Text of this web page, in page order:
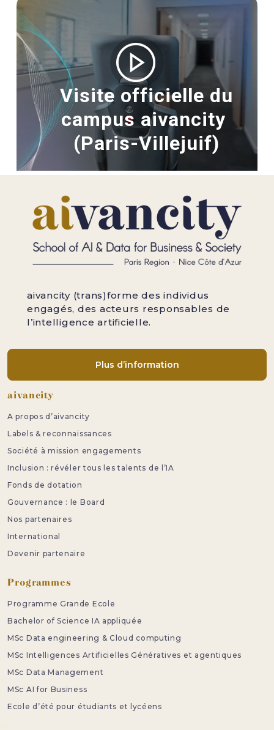
Visite officielle du
campus aivancity
(Paris-Villejuif)
aivancity (trans)forme des individus
engagés, des acteurs responsables de
l’intelligence artificielle.
Plus d’information
Pied de page
aivancity
A propos d’aivancity
Labels & reconnaissances
Société à mission engagements
Inclusion : révéler tous les talents de l’IA
Fonds de dotation
Gouvernance : le Board
Nos partenaires
International
Devenir partenaire
Programmes
Programme Grande Ecole
Bachelor of Science IA appliquée
MSc Data engineering & Cloud computing
MSc Intelligences Artificielles Génératives et agentiques
MSc Data Management
MSc AI for Business
Ecole d’été pour étudiants et lycéens